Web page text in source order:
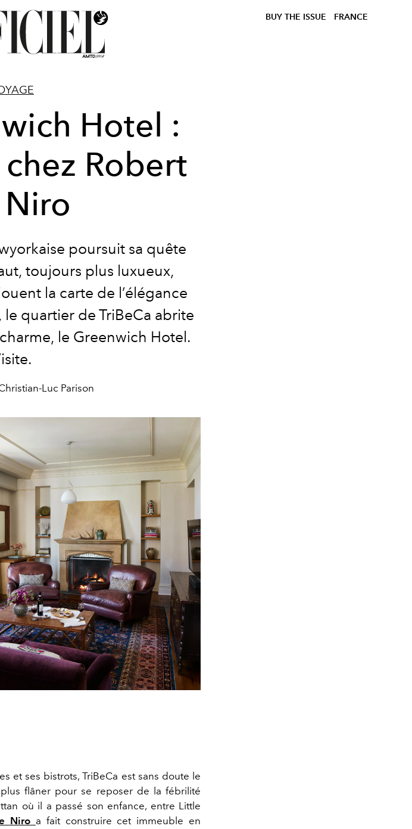
BUY THE ISSUE FRANCE
Hotel :
Robert
poursuit sa quête
toujours plus luxueux,
la carte de l’élégance
quartier de TriBeCa abrite
le Greenwich Hotel.
Luc Parison
et ses bistrots, TriBeCa est sans doute le
flâner pour se reposer de la fébrilité
où il a passé son enfance, entre Little
Niro a fait construire cet immeuble en